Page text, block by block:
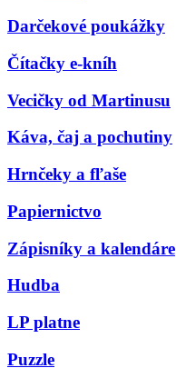
Darčekové poukážky
Čítačky e-kníh
Vecičky od Martinusu
Káva, čaj a pochutiny
Hrnčeky a fľaše
Papiernictvo
Zápisníky a kalendáre
Hudba
LP platne
Puzzle